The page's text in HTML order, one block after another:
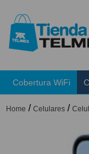
Cobertura WiFi
Home / Celulares /